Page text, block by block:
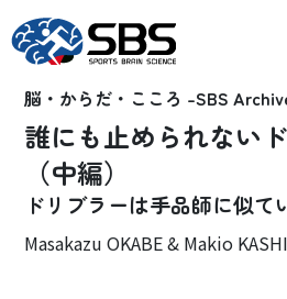
脳・からだ・こころ -SBS
誰にも止められない
（中編）
ドリブラーは手品師に似て
Masakazu OKABE & Makio